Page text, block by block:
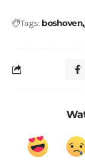
Tags: boshoven